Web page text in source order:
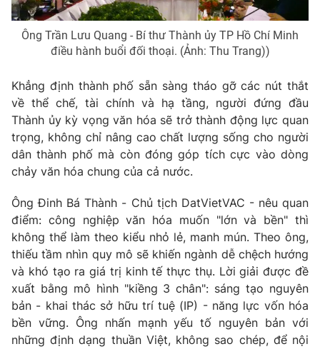
Liên hệ tòa soạn English
THỜI BÁO VTV
Theo dõi báo trên
Cơ quan báo chí:
Thời báo VTV
Giấy phép hoạt động báo in và báo điện tử số 483/GP-BTTTT
cấp ngày 29/12/2023
Tổng Biên tập:
Vũ Thanh Thủy
Phó Tổng Biên tập:Nguyễn Thị Mỹ Hạnh, Phạm Quốc Thắng,
Nguyễn Trọng Ninh
Tổng đài VTV:024.38 355 931 - 024.38 355 932
Ðiện thoại Thời báo VTV:024.66 897 897
Ông Trần Lưu Quang - Bí thư Thành ủy TP Hồ Chí Minh
điều hành buổi đối thoại. (Ảnh: Thu Trang))
Khẳng định thành phố sẵn sàng tháo gỡ các nút thắt
về thể chế, tài chính và hạ tầng, người đứng đầu
Thành ủy kỳ vọng văn hóa sẽ trở thành động lực quan
trọng, không chỉ nâng cao chất lượng sống cho người
dân thành phố mà còn đóng góp tích cực vào dòng
chảy văn hóa chung của cả nước.
Ông Đinh Bá Thành - Chủ tịch DatVietVAC - nêu quan
điểm: công nghiệp văn hóa muốn "lớn và bền" thì
không thể làm theo kiểu nhỏ lẻ, manh mún. Theo ông,
thiếu tầm nhìn quy mô sẽ khiến ngành dễ chệch hướng
và khó tạo ra giá trị kinh tế thực thụ. Lời giải được đề
xuất bằng mô hình "kiềng 3 chân": sáng tạo nguyên
bản - khai thác sở hữu trí tuệ (IP) - năng lực vốn hóa
bền vững. Ông nhấn mạnh yếu tố nguyên bản với
những định dạng thuần Việt, không sao chép, để nội